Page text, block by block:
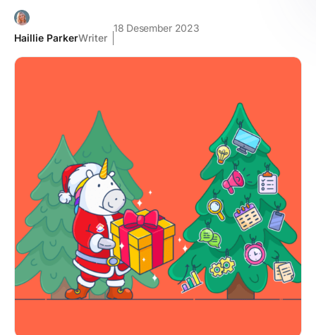
Haillie ParkerWriter
18 Desember 2023